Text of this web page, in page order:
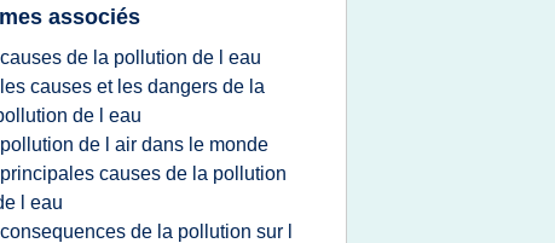
associés
causes de la pollution de l eau
les causes et les dangers de la
de l eau
pollution de l air dans le monde
principales causes de la pollution
l eau
consequences de la pollution sur l